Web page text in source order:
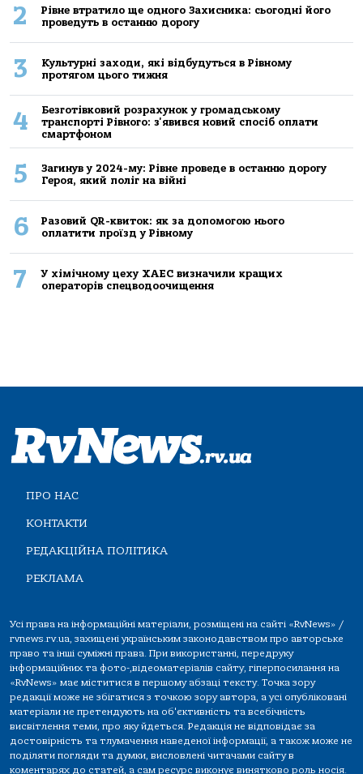
2
Рівне втратило ще одного Захисника: сьогодні його
проведуть в останню дорогу
3
Культурні заходи, які відбудуться в Рівному
протягом цього тижня
4
Безготівковий розрахунок у громадському
транспорті Рівного: з'явився новий спосіб оплати
смартфоном
5
Загинув у 2024-му: Рівне проведе в останню дорогу
Героя, який поліг на війні
6
Разовий QR-квиток: як за допомогою нього
оплатити проїзд у Рівному
7
У хімічному цеху ХАЕС визначили кращих
операторів спецводоочищення
ПРО НАС
КОНТАКТИ
РЕДАКЦІЙНА ПОЛІТИКА
РЕКЛАМА
Усі права на інформаційні матеріали, розміщені на сайті «RvNews» /
rvnews.rv.ua, захищені українським законодавством про авторське
право та інші суміжні права. При використанні, передруку
інформаційних та фото-,відеоматеріалів сайту, гіперпосилання на
«RvNews» має міститися в першому абзаці тексту. Точка зору
редакції може не збігатися з точкою зору автора, а усі опубліковані
матеріали не претендують на об'єктивність та всебічність
висвітлення теми, про яку йдеться. Редакція не відповідає за
достовірність та тлумачення наведеної інформації, а також може не
поділяти погляди та думки, висловлені читачами сайту в
коментарях до статей, а сам ресурс виконує винятково роль носія.